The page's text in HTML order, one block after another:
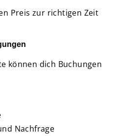
Preis zur richtigen Zeit
können dich Buchungen
Nachfrage